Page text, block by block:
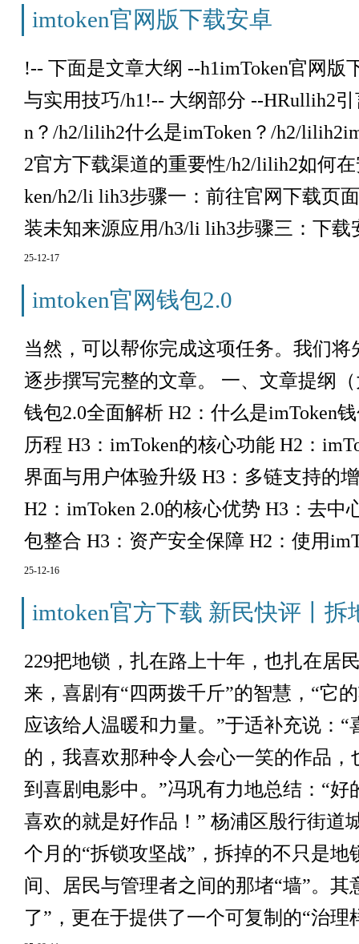
imtoken官网版下载安卓
!-- 下面是文章大纲 --h1imToken官网版
与实用技巧/h1!-- 大纲部分 --HRullih2
n？/h2/lilih2什么是imToken？/h2/
2官方下载渠道的重要性/h2/lilih2如何
ken/h2/li lih3步骤一：前往官网下载页
装未知来源应用/h3/li lih3步骤三：下载
25-12-17
imtoken官网钱包2.0
当然，可以帮你完成这项任务。我们
逐步撰写完整的文章。 一、文章提纲
钱包2.0全面解析 H2：什么是imToken
历程 H3：imToken的核心功能 H2：
界面与用户体验升级 H3：多链支持的
H2：imToken 2.0的核心优势 H3：去中
包整合 H3：资产安全保障 H2：使用
25-12-16
imtoken官方下载 新民快评丨拆
229把地锁，扎在路上十年，也扎在居
来，喜剧有“四两拨千斤”的智慧，“它
应该给人温暖和力量。”于适补充说：
的，我喜欢那种令人会心一笑的作品
到喜剧电影中。”冯巩有力地总结：“
喜欢的就是好作品！” 杨浦区殷行街道
个月的“拆锁攻坚战”，拆掉的不只是地
间、居民与管理者之间的那堵“墙”。其
了”，更在于提供了一个可复制的“治理